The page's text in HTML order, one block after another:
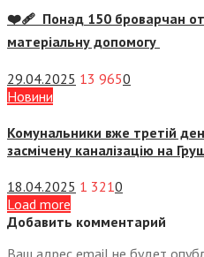
❤️‍🩹 Понад 150 броварчан
матеріальну допомогу
29.04.2025 13 9650
Новини
Комунальники вже третій
засмічену каналізацію на
18.04.2025 1 3210
Load more
Добавить комментарий